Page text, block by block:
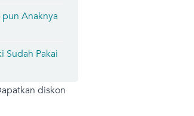
Anaknya
Sudah Pakai
diskon